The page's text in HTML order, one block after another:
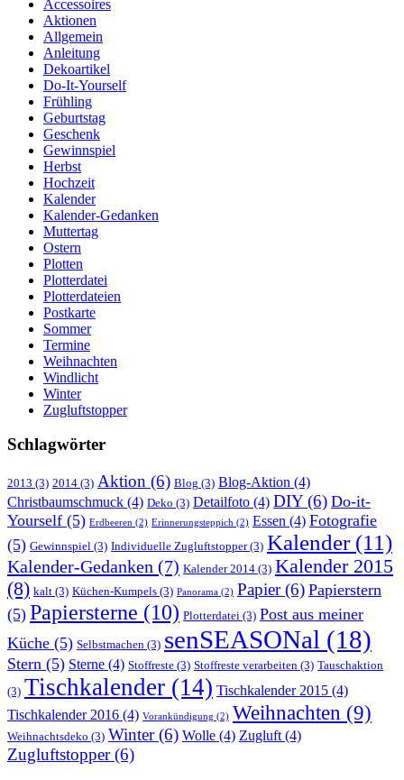
Accessoires
Aktionen
Allgemein
Anleitung
Dekoartikel
Do-It-Yourself
Frühling
Geburtstag
Geschenk
Gewinnspiel
Herbst
Hochzeit
Kalender
Kalender-Gedanken
Muttertag
Ostern
Plotten
Plotterdatei
Plotterdateien
Postkarte
Sommer
Termine
Weihnachten
Windlicht
Winter
Zugluftstopper
Schlagwörter
2013 (3) 2014 (3) Aktion (6) Blog (3) Blog-Aktion (4)
Christbaumschmuck (4) Deko (3) Detailfoto (4) DIY(6) Do-it-
Yourself (5) Erdbeeren (2) Erinnerungsteppich (2) Essen (4) Fotografie
(5) Gewinnspiel (3) Individuelle Zugluftstopper(3) Kalender(11)
Kalender-Gedanken (7) Kalender 2014 (3) Kalender 2015
(8) kalt (3) Küchen-Kumpels (3) Panorama (2) Papier(6) Papierstern
(5) Papiersterne (10) Plotterdatei (3) Post aus meiner
Küche (5) Selbstmachen (3) senSEASONal (18)
Stern (5) Sterne (4) Stoffreste (3) Stoffreste verarbeiten (3) Tauschaktion
(3) Tischkalender (14) Tischkalender 2015 (4)
Tischkalender 2016 (4) Vorankündigung (2) Weihnachten (9)
Weihnachtsdeko (3) Winter(6) Wolle (4) Zugluft (4)
Zugluftstopper(6)